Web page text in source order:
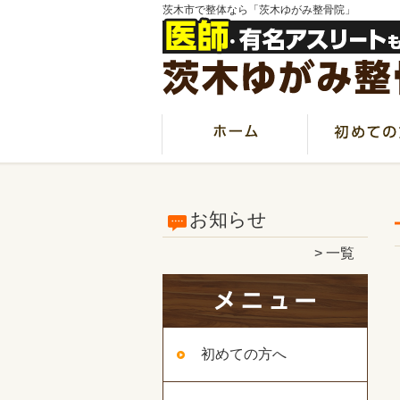
茨木市で整体なら「茨木ゆがみ整骨院」
お知らせ
一覧
初めての方へ